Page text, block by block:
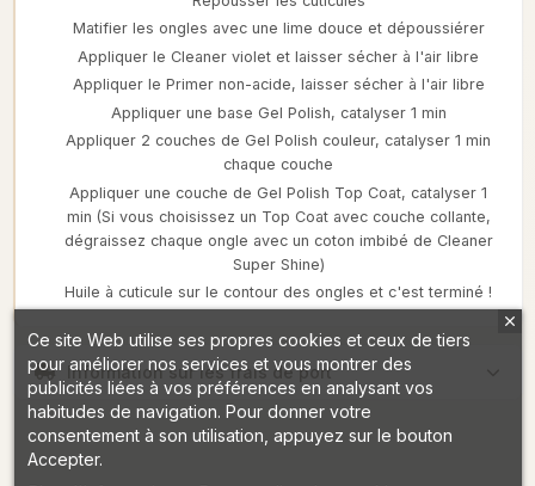
Matifier les ongles avec une lime douce et dépoussiérer
Appliquer le Cleaner violet et laisser sécher à l'air libre
Appliquer le Primer non-acide, laisser sécher à l'air libre
Appliquer une base Gel Polish, catalyser 1 min
Appliquer 2 couches de Gel Polish couleur, catalyser 1 min
chaque couche
Appliquer une couche de Gel Polish Top Coat, catalyser 1
min (Si vous choisissez un Top Coat avec couche collante,
dégraissez chaque ongle avec un coton imbibé de Cleaner
Super Shine)
Huile à cuticule sur le contour des ongles et c'est terminé !
Information sur les frais de port
Ce site Web utilise ses propres cookies et ceux de tiers
pour améliorer nos services et vous montrer des
publicités liées à vos préférences en analysant vos
habitudes de navigation. Pour donner votre
consentement à son utilisation, appuyez sur le bouton
Accepter.